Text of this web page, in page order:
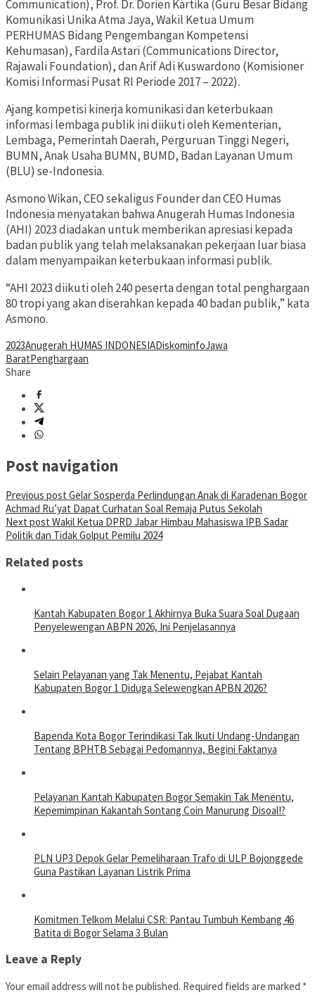
Communication), Prof. Dr. Dorien Kartika (Guru Besar Bidang
Komunikasi Unika Atma Jaya, Wakil Ketua Umum
PERHUMAS Bidang Pengembangan Kompetensi
Kehumasan), Fardila Astari (Communications Director,
Rajawali Foundation), dan Arif Adi Kuswardono (Komisioner
Komisi Informasi Pusat RI Periode 2017 – 2022).
Ajang kompetisi kinerja komunikasi dan keterbukaan
informasi lembaga publik ini diikuti oleh Kementerian,
Lembaga, Pemerintah Daerah, Perguruan Tinggi Negeri,
BUMN, Anak Usaha BUMN, BUMD, Badan Layanan Umum
(BLU) se-Indonesia.
Asmono Wikan, CEO sekaligus Founder dan CEO Humas
Indonesia menyatakan bahwa Anugerah Humas Indonesia
(AHI) 2023 diadakan untuk memberikan apresiasi kepada
badan publik yang telah melaksanakan pekerjaan luar biasa
dalam menyampaikan keterbukaan informasi publik.
“AHI 2023 diikuti oleh 240 peserta dengan total penghargaan
80 tropi yang akan diserahkan kepada 40 badan publik,” kata
Asmono.
2023Anugerah HUMAS INDONESIADiskominfoJawa
BaratPenghargaan
Share
Post navigation
Previous post Gelar Sosperda Perlindungan Anak di Karadenan Bogor
Achmad Ru’yat Dapat Curhatan Soal Remaja Putus Sekolah
Next post Wakil Ketua DPRD Jabar Himbau Mahasiswa IPB Sadar
Politik dan Tidak Golput Pemilu 2024
Related posts
Kantah Kabupaten Bogor 1 Akhirnya Buka Suara Soal Dugaan
Penyelewengan ABPN 2026, Ini Penjelasannya
Selain Pelayanan yang Tak Menentu, Pejabat Kantah
Kabupaten Bogor 1 Diduga Selewengkan APBN 2026?
Bapenda Kota Bogor Terindikasi Tak Ikuti Undang-Undangan
Tentang BPHTB Sebagai Pedomannya, Begini Faktanya
Pelayanan Kantah Kabupaten Bogor Semakin Tak Menentu,
Kepemimpinan Kakantah Sontang Coin Manurung Disoal!?
PLN UP3 Depok Gelar Pemeliharaan Trafo di ULP Bojonggede
Guna Pastikan Layanan Listrik Prima
Komitmen Telkom Melalui CSR: Pantau Tumbuh Kembang 46
Batita di Bogor Selama 3 Bulan
Leave a Reply
Your email address will not be published. Required fields are marked *